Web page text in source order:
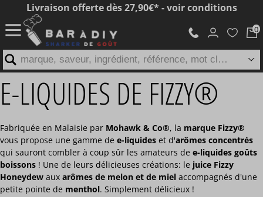
E-LIQUIDES DE FIZZY®
Fabriquée en Malaisie par Mohawk & Co®, la marque Fizzy®
vous propose une gamme de e-liquides et d'arômes concentrés
qui sauront combler à coup sûr les amateurs de e-liquides goûts
boissons ! Une de leurs délicieuses créations: le juice Fizzy
Honeydew aux arômes de melon et de miel accompagnés d'une
petite pointe de menthol. Simplement délicieux !
Livraison offerte dès 27,90€* - voir conditions
marque, saveur, ingrédient, référence, mot clé...